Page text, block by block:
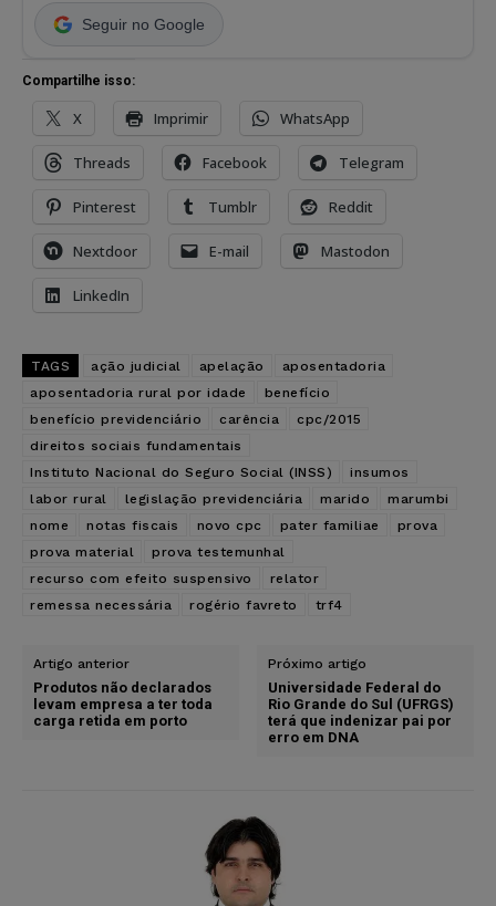
Seguir no Google
Compartilhe isso:
X Imprimir WhatsApp
Threads Facebook Telegram
Pinterest Tumblr Reddit
Nextdoor E-mail Mastodon
LinkedIn
TAGS ação judicial apelação
aposentadoria
aposentadoria rural por idade
benefício
benefício previdenciário
carência
cpc/2015
direitos sociais fundamentais
Instituto Nacional do Seguro Social (INSS)
insumos
labor rural
legislação previdenciária marido
marumbi
nome
notas fiscais novo cpc pater familiae
prova
prova material
prova testemunhal
recurso com efeito suspensivo
relator
remessa necessária
rogério favreto trf4
Artigo anterior
Produtos não declarados
levam empresa a ter toda
carga retida em porto
Próximo artigo
Universidade Federal do
Rio Grande do Sul (UFRGS)
terá que indenizar pai por
erro em DNA